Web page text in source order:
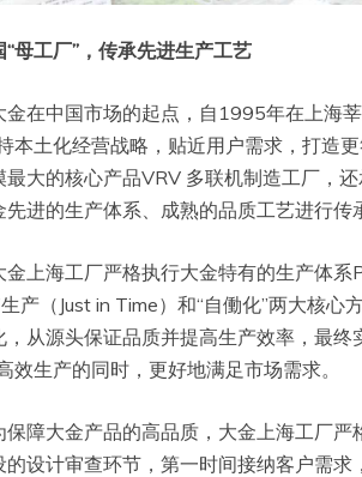
母工厂”，传承先进生产工艺
金在中国市场的起点，自1995年在上海
本土化经营战略，贴近用户需求，打造
大的核心产品VRV 多联机制造工厂，
进的生产体系、成熟的品质工艺进行传
上海工厂严格执行大金特有的生产体系
产（Just in Time）和“自働化”两大核心
从源头保证品质并提高生产效率，最终
效生产的同时，更好地满足市场需求。
障大金产品的高品质，大金上海工厂
设计审查环节，第一时间接纳客户需求